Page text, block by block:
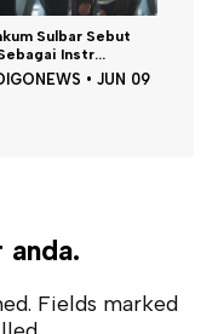
Sulbar Sebut
Instr...
• JUN 09
anda.
Fields marked